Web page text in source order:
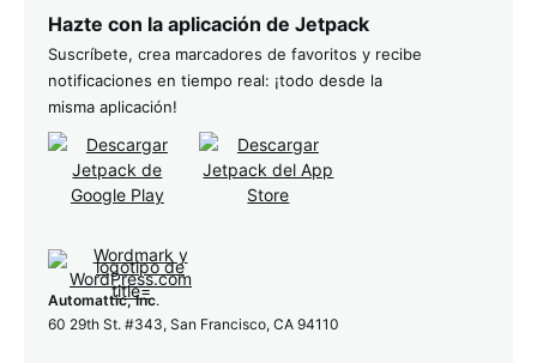
Hazte con la aplicación de Jetpack
Suscríbete, crea marcadores de favoritos y recibe
notificaciones en tiempo real: ¡todo desde la
misma aplicación!
Automattic, Inc.
60 29th St. #343, San Francisco, CA 94110